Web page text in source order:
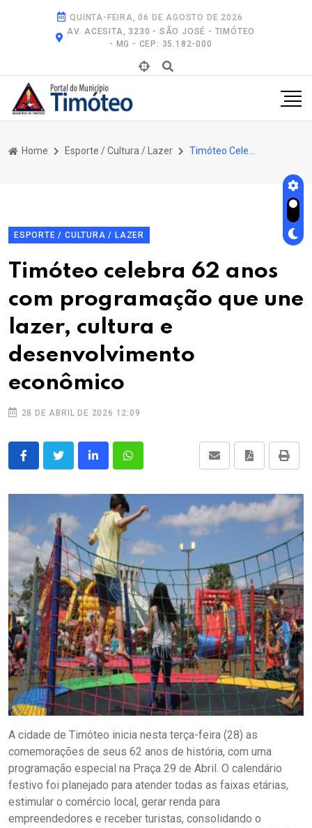
QUINTA-FEIRA, 06 DE AGOSTO DE 2026
AV. ACESITA, 3230 - SÃO JOSÉ - TIMÓTEO
- MG - CEP: 35.182-000
Home Esporte / Cultura / Lazer
ESPORTE / CULTURA / LAZER
Timóteo celebra 62 anos
com programação que une
lazer, cultura e
desenvolvimento
econômico
28 DE ABRIL DE 2026 12:09
A cidade de Timóteo inicia nesta terça-feira (28) as
comemorações de seus 62 anos de história, com uma
programação especial na Praça 29 de Abril. O calendário
festivo foi planejado para atender todas as faixas etárias,
estimular o comércio local, gerar renda para
empreendedores e receber turistas, consolidando o